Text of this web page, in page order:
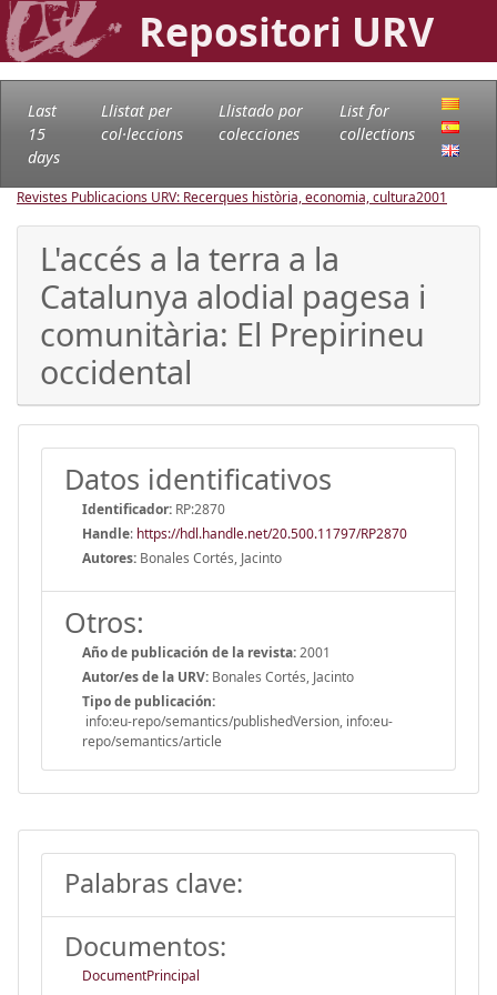
Repositori URV
Last
15
days
Llistat per
col·leccions
Llistado por
colecciones
List for
collections
Revistes Publicacions URV: Recerques història, economia, cultura2001
L'accés a la terra a la
Catalunya alodial pagesa i
comunitària: El Prepirineu
occidental
Datos identificativos
Identificador: RP:2870
Handle: https://hdl.handle.net/20.500.11797/RP2870
Autores: Bonales Cortés, Jacinto
Otros:
Año de publicación de la revista:2001
Autor/es de la URV: Bonales Cortés, Jacinto
Tipo de publicación:
info:eu-repo/semantics/publishedVersion, info:eu-
repo/semantics/article
Palabras clave:
Documentos:
DocumentPrincipal